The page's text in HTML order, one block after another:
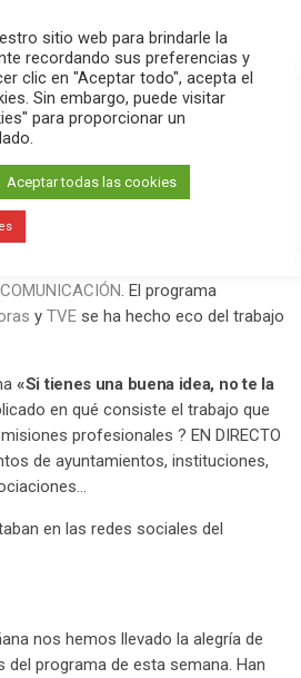
search menu pause PLAY
del trabajo de
& Javier Muñoz
. El programa
y TVE se ha hecho eco del trabajo
«Si tienes una buena idea, no te la
en qué consiste el trabajo que
profesionales ? EN DIRECTO
de ayuntamientos, instituciones,
en las redes sociales del
nos hemos llevado la alegría de
programa de esta semana. Han
sitio web para brindarle la
recordando sus preferencias y
clic en "Aceptar todo", acepta el
Sin embargo, puede visitar
para proporcionar un
Aceptar todas las cookies